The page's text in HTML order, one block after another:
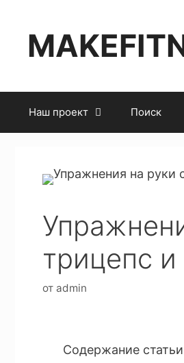
Наш проект Поиск
трицепс
от admin
Содержание